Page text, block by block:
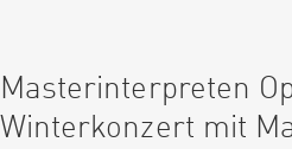
Masterinterpreten
Winterkonzert mit